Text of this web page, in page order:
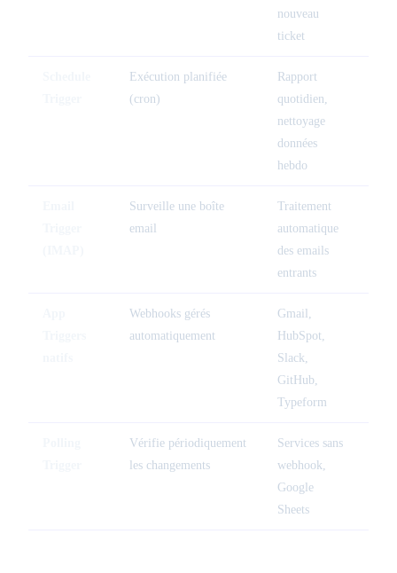
nouveau
ticket
Exécution planifiée
(cron)
Rapport
quotidien,
nettoyage
données
hebdo
Surveille une boîte
email
Traitement
automatique
des emails
entrants
Webhooks gérés
automatiquement
Gmail,
HubSpot,
Slack,
GitHub,
Typeform
Vérifie périodiquement
les changements
Services sans
webhook,
Google
Sheets